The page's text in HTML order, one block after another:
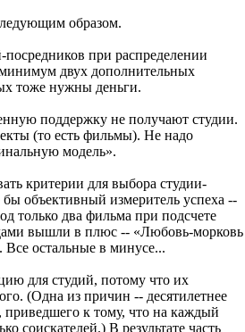
образом.
при распределении
двух дополнительных
тоже нужны деньги.
поддержку не получают студии.
(то есть фильмы). Не надо
модель».
критерии для выбора студии-
объективный измеритель успеха --
только два фильма при подсчете
вышли в плюс -- «Любовь-морковь
остальные в минусе...
для студий, потому что их
(Одна из причин -- десятилетнее
приведшего к тому, что на каждый
соискателей.) В результате часть